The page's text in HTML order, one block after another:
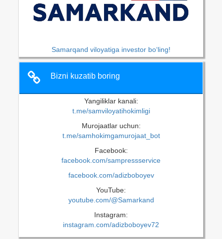
Samarqand viloyatiga investor bo‘ling!
Bizni kuzatib boring
Yangiliklar kanali:
t.me/samviloyatihokimligi
Murojaatlar uchun:
t.me/samhokimgamurojaat_bot
Facebook:
facebook.com/sampressservice
facebook.com/adizboboyev
YouTube:
youtube.com/@Samarkand
Instagram:
instagram.com/adizboboyev72